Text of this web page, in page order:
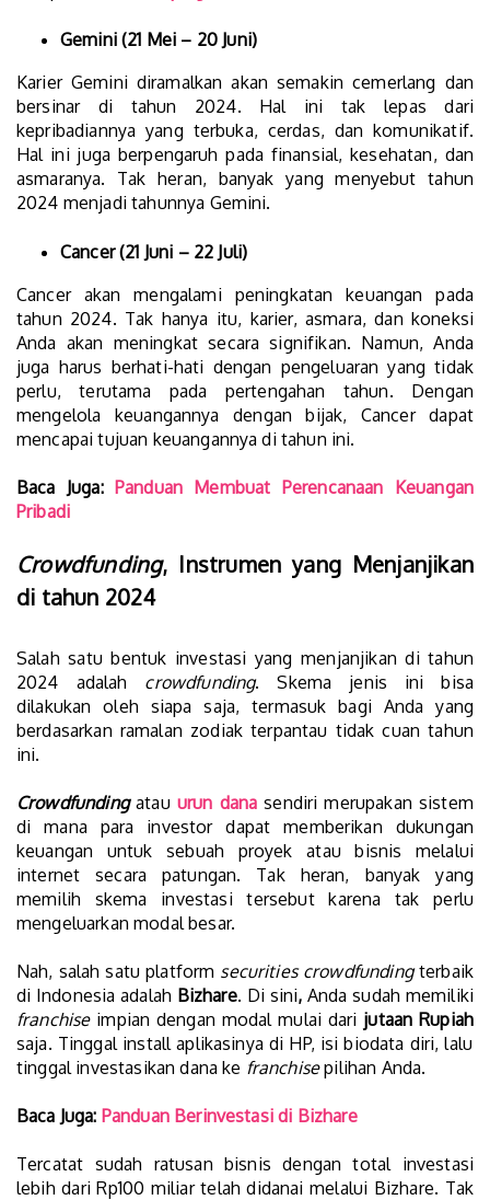
Gemini (21 Mei – 20 Juni)
Karier Gemini diramalkan akan semakin cemerlang dan
bersinar di tahun 2024. Hal ini tak lepas dari
kepribadiannya yang terbuka, cerdas, dan komunikatif.
Hal ini juga berpengaruh pada finansial, kesehatan, dan
asmaranya. Tak heran, banyak yang menyebut tahun
2024 menjadi tahunnya Gemini.
Cancer (21 Juni – 22 Juli)
Cancer akan mengalami peningkatan keuangan pada
tahun 2024. Tak hanya itu, karier, asmara, dan koneksi
Anda akan meningkat secara signifikan. Namun, Anda
juga harus berhati-hati dengan pengeluaran yang tidak
perlu, terutama pada pertengahan tahun. Dengan
mengelola keuangannya dengan bijak, Cancer dapat
mencapai tujuan keuangannya di tahun ini.
Baca Juga: Panduan Membuat Perencanaan Keuangan
Pribadi
Crowdfunding, Instrumen yang Menjanjikan
di tahun 2024
Salah satu bentuk investasi yang menjanjikan di tahun
2024 adalah crowdfunding. Skema jenis ini bisa
dilakukan oleh siapa saja, termasuk bagi Anda yang
berdasarkan ramalan zodiak terpantau tidak cuan tahun
ini.
Crowdfundingatau urun dana sendiri merupakan sistem
di mana para investor dapat memberikan dukungan
keuangan untuk sebuah proyek atau bisnis melalui
internet secara patungan. Tak heran, banyak yang
memilih skema investasi tersebut karena tak perlu
mengeluarkan modal besar.
Nah, salah satu platform securities crowdfundingterbaik
di Indonesia adalah Bizhare. Di sini, Anda sudah memiliki
franchiseimpian dengan modal mulai dari jutaan Rupiah
saja. Tinggal install aplikasinya di HP, isi biodata diri, lalu
tinggal investasikan dana ke franchisepilihan Anda.
Baca Juga: Panduan Berinvestasi di Bizhare
Tercatat sudah ratusan bisnis dengan total investasi
lebih dari Rp100 miliar telah didanai melalui Bizhare. Tak